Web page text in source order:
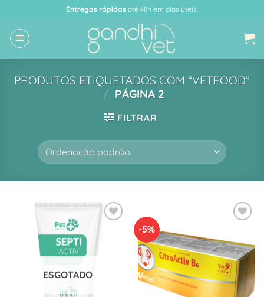
content
Entregas rápidas até 48h em dias úteis.
PRODUTOS ETIQUETADOS COM “VETFOOD”
/ PÁGINA 2
FILTRAR
à Lista
ESGOTADO
-5%
de
Desejos